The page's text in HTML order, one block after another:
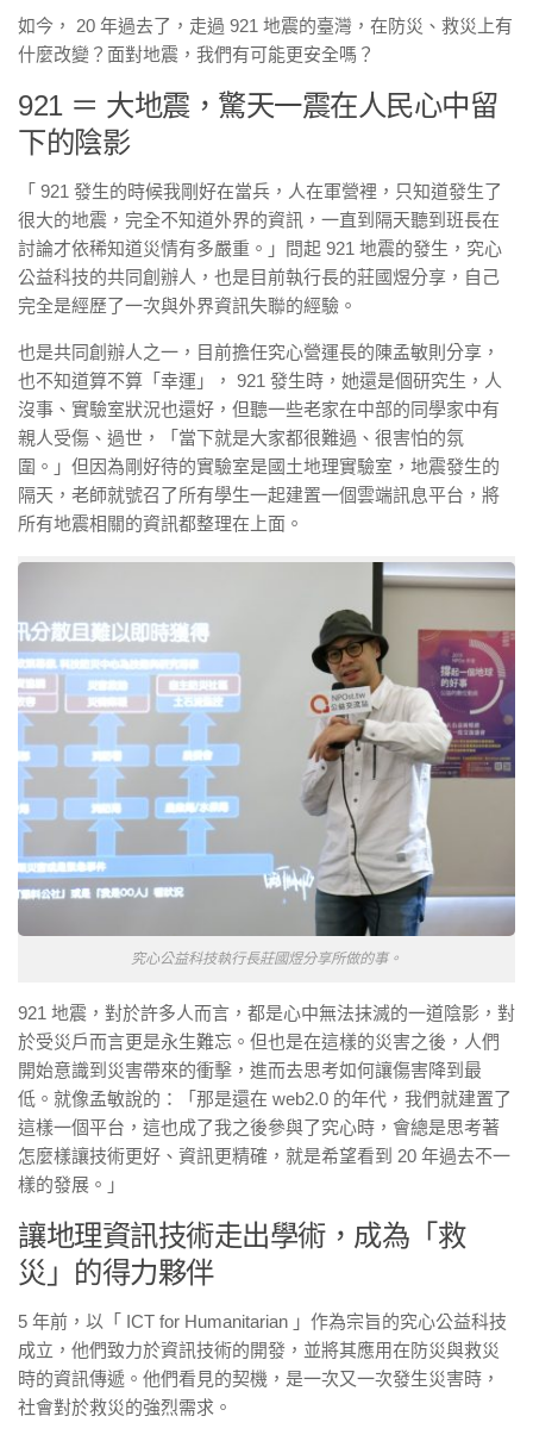
如今， 20 年過去了，走過 921 地震的臺灣，在防災、救災上有
什麼改變？面對地震，我們有可能更安全嗎？
921 ＝ 大地震，驚天一震在人民心中留
下的陰影
「 921 發生的時候我剛好在當兵，人在軍營裡，只知道發生了
很大的地震，完全不知道外界的資訊，一直到隔天聽到班長在
討論才依稀知道災情有多嚴重。」問起 921 地震的發生，究心
公益科技的共同創辦人，也是目前執行長的莊國煜分享，自己
完全是經歷了一次與外界資訊失聯的經驗。
也是共同創辦人之一，目前擔任究心營運長的陳孟敏則分享，
也不知道算不算「幸運」， 921 發生時，她還是個研究生，人
沒事、實驗室狀況也還好，但聽一些老家在中部的同學家中有
親人受傷、過世，「當下就是大家都很難過、很害怕的氛
圍。」但因為剛好待的實驗室是國土地理實驗室，地震發生的
隔天，老師就號召了所有學生一起建置一個雲端訊息平台，將
所有地震相關的資訊都整理在上面。
究心公益科技執行長莊國煜分享所做的事。
921 地震，對於許多人而言，都是心中無法抹滅的一道陰影，對
於受災戶而言更是永生難忘。但也是在這樣的災害之後，人們
開始意識到災害帶來的衝擊，進而去思考如何讓傷害降到最
低。就像孟敏說的：「那是還在 web2.0 的年代，我們就建置了
這樣一個平台，這也成了我之後參與了究心時，會總是思考著
怎麼樣讓技術更好、資訊更精確，就是希望看到 20 年過去不一
樣的發展。」
讓地理資訊技術走出學術，成為「救
災」的得力夥伴
5 年前，以「 ICT for Humanitarian 」作為宗旨的究心公益科技
成立，他們致力於資訊技術的開發，並將其應用在防災與救災
時的資訊傳遞。他們看見的契機，是一次又一次發生災害時，
社會對於救災的強烈需求。